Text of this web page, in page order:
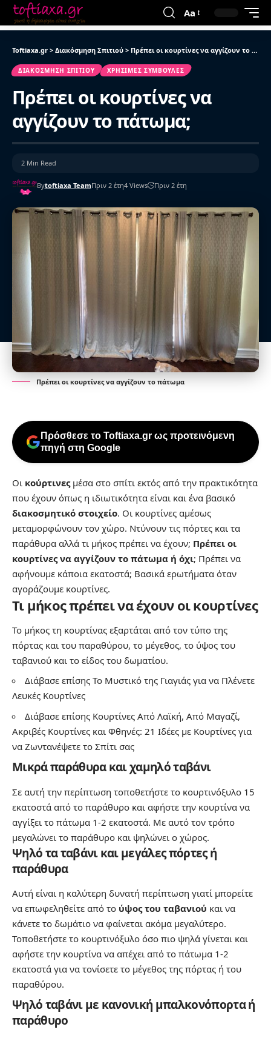
Aa
Toftiaxa.gr > Διακόσμηση Σπιτιού > Πρέπει οι κουρτίνες να αγγίζουν το πάτωμα;
ΔΙΑΚΌΣΜΗΣΗ ΣΠΙΤΙΟΎ ΧΡΉΣΙΜΕΣ ΣΥΜΒΟΥΛΈΣ
Πρέπει οι κουρτίνες να
αγγίζουν το πάτωμα;
Bytoftiaxa TeamΠριν 2 έτη4 Views Πριν 2 έτη
2 Min Read
Πρέπει οι κουρτίνες να αγγίζουν το πάτωμα
Πρόσθεσε το Toftiaxa.gr ως προτεινόμενη
πηγή στη Google
Οι κούρτινεςμέσα στο σπίτι εκτός από την πρακτικότητα
που έχουν όπως η ιδιωτικότητα είναι και ένα βασικό
διακοσμητικό στοιχείο. Οι κουρτίνες αμέσως
μεταμορφώνουν τον χώρο. Ντύνουν τις πόρτες και τα
παράθυρα αλλά τι μήκος πρέπει να έχουν; Πρέπει οι
κουρτίνεςνα αγγίζουν το πάτωμα ή όχι; Πρέπει να
αφήνουμε κάποια εκατοστά; Βασικά ερωτήματα όταν
αγοράζουμε κουρτίνες.
Τι μήκος πρέπει να έχουν οι κουρτίνες
Το μήκος τη κουρτίνας εξαρτάται από τον τύπο της
πόρτας και του παραθύρου, το μέγεθος, το ύψος του
ταβανιού και το είδος του δωματίου.
Διάβασε επίσης Το Μυστικό της Γιαγιάς για να Πλένετε
Λευκές Κουρτίνες
Διάβασε επίσης Κουρτίνες Από Λαϊκή, Από Μαγαζί,
Ακριβές Κουρτίνες και Φθηνές: 21 Ιδέες με Κουρτίνες για
να Ζωντανέψετε το Σπίτι σας
Μικρά παράθυρα και χαμηλό ταβάνι
Σε αυτή την περίπτωση τοποθετήστε το κουρτινόξυλο 15
εκατοστά από το παράθυρο και αφήστε την κουρτίνα να
αγγίξει το πάτωμα 1-2 εκατοστά. Με αυτό τον τρόπο
μεγαλώνει το παράθυρο και ψηλώνει ο χώρος.
Ψηλό τα ταβάνι και μεγάλες πόρτες ή
παράθυρα
Αυτή είναι η καλύτερη δυνατή περίπτωση γιατί μπορείτε
να επωφεληθείτε από το ύψος του ταβανιού και να
κάνετε το δωμάτιο να φαίνεται ακόμα μεγαλύτερο.
Τοποθετήστε το κουρτινόξυλο όσο πιο ψηλά γίνεται και
αφήστε την κουρτίνα να απέχει από το πάτωμα 1-2
εκατοστά για να τονίσετε το μέγεθος της πόρτας ή του
παραθύρου.
Ψηλό ταβάνι με κανονική μπαλκονόπορτα ή
παράθυρο